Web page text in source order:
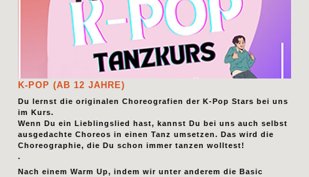
K-POP (AB 12 JAHRE)
Du lernst die originalen Choreografien der K-Pop Stars bei uns
im Kurs.
Wenn Du ein Lieblingslied hast, kannst Du bei uns auch selbst
ausgedachte Choreos in einen Tanz umsetzen. Das wird die
Choreographie, die Du schon immer tanzen wolltest!
.
Nach einem Warm Up, indem wir unter anderem die Basic